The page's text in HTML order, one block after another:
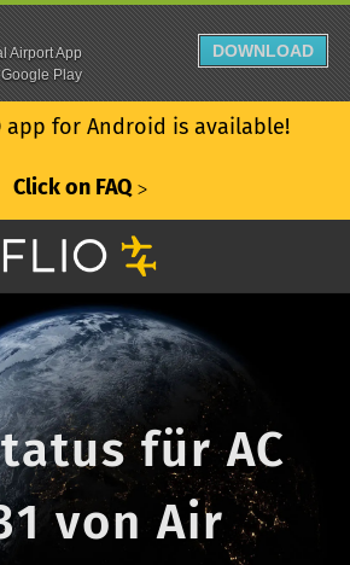
app for Android is available!
Click on FAQ ᐳ
für AC
von Air
Airport App
Play
DOWNLOAD